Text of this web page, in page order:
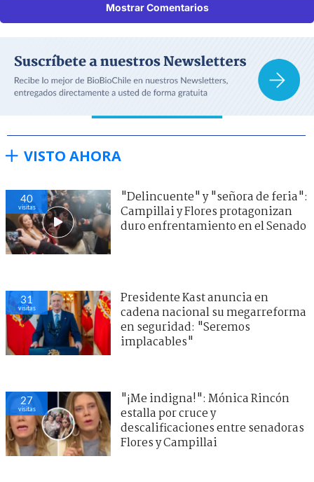
Mostrar Comentarios
VISTO AHORA
40
visitas
"Delincuente" y "señora de feria":
Campillai y Flores protagonizan
duro enfrentamiento en el Senado
31
visitas
Presidente Kast anuncia en
cadena nacional su megarreforma
en seguridad: "Seremos
implacables"
27
visitas
"¡Me indigna!": Mónica Rincón
estalla por cruce y
descalificaciones entre senadoras
Flores y Campillai